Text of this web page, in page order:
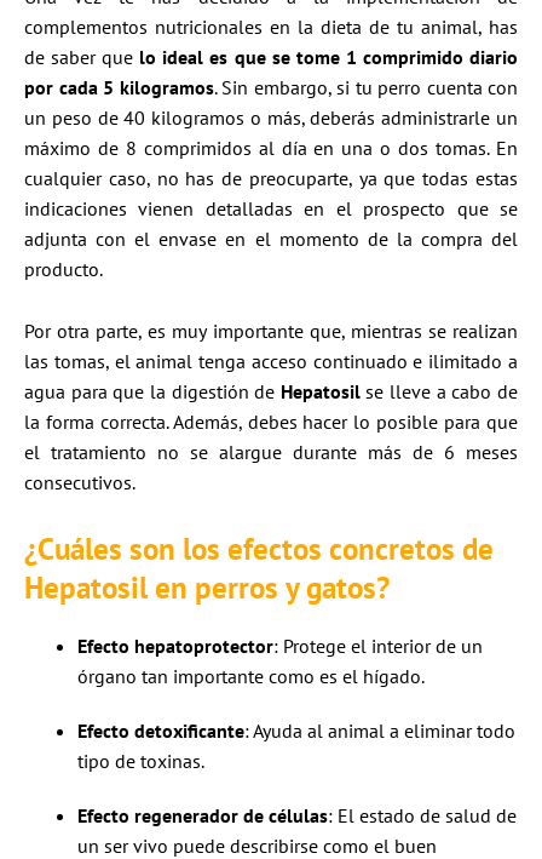
complementos nutricionales en la dieta de tu animal, has
de saber que lo ideal es que se tome 1 comprimido diario
por cada 5 kilogramos. Sin embargo, si tu perro cuenta con
un peso de 40 kilogramos o más, deberás administrarle un
máximo de 8 comprimidos al día en una o dos tomas. En
cualquier caso, no has de preocuparte, ya que todas estas
indicaciones vienen detalladas en el prospecto que se
adjunta con el envase en el momento de la compra del
producto.
Por otra parte, es muy importante que, mientras se realizan
las tomas, el animal tenga acceso continuado e ilimitado a
agua para que la digestión de Hepatosil se lleve a cabo de
la forma correcta. Además, debes hacer lo posible para que
el tratamiento no se alargue durante más de 6 meses
consecutivos.
¿Cuáles son los efectos concretos de
Hepatosil en perros y gatos?
Efecto hepatoprotector: Protege el interior de un
órgano tan importante como es el hígado.
Efecto detoxificante: Ayuda al animal a eliminar todo
tipo de toxinas.
Efecto regenerador de células: El estado de salud de
un ser vivo puede describirse como el buen